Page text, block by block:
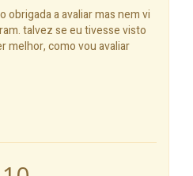
a avaliar mas nem vi
talvez se eu tivesse visto
melhor, como vou avaliar